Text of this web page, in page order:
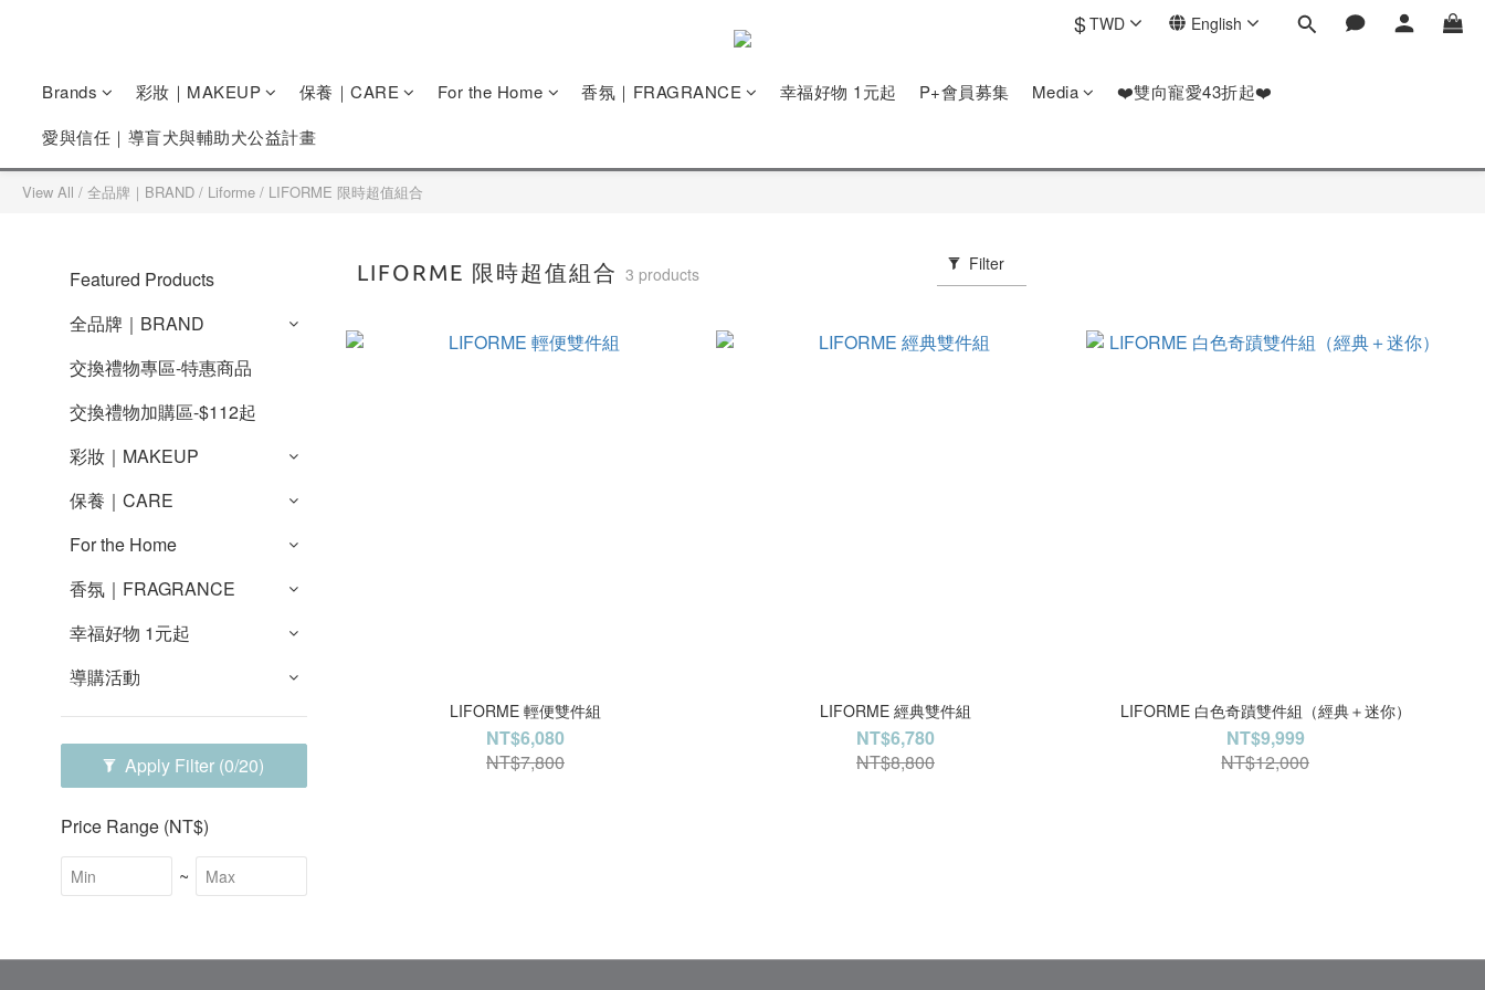
$TWD English
Brands 彩妝｜MAKEUP 保養｜CARE For the Home 香氛｜FRAGRANCE 幸福好物 1元起 P+會員募集 Media
❤️雙向寵愛43折起❤️
愛與信任｜導盲犬與輔助犬公益計畫
View All / 全品牌｜BRAND / Liforme / LIFORME 限時超值組合
Featured Products
全品牌｜BRAND
交換禮物專區-特惠商品
交換禮物加購區-$112起
彩妝｜MAKEUP
保養｜CARE
For the Home
香氛｜FRAGRANCE
幸福好物 1元起
導購活動
Apply Filter (0/20)
Price Range (NT$)
~
LIFORME 限時超值組合3 products Filter
LIFORME 輕便雙件組
NT$6,080
NT$7,800
LIFORME 經典雙件組
NT$6,780
NT$8,800
LIFORME 白色奇蹟雙件組（經典＋迷你）
NT$9,999
NT$12,000